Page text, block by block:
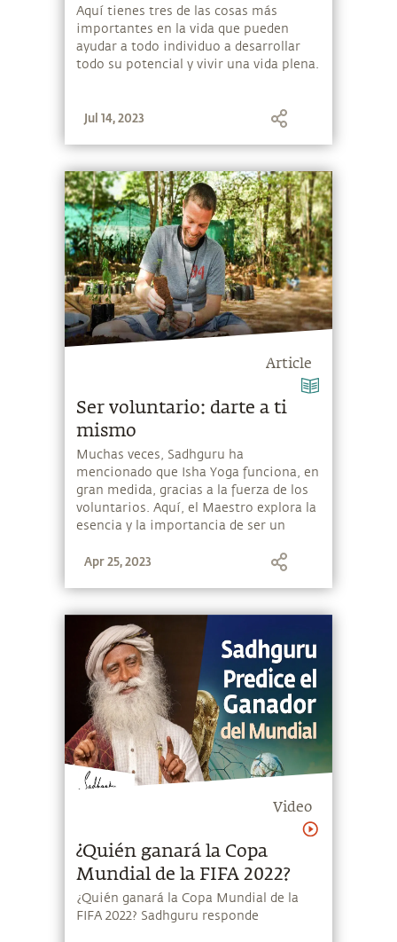
potencial
Aquí tienes tres de las cosas más
importantes en la vida que pueden
ayudar a todo individuo a desarrollar
todo su potencial y vivir una vida plena.
Jul 14, 2023
Article
Ser voluntario: darte a ti
mismo
Muchas veces, Sadhguru ha
mencionado que Isha Yoga funciona, en
gran medida, gracias a la fuerza de los
voluntarios. Aquí, el Maestro explora la
esencia y la importancia de ser un
Apr 25, 2023
Video
¿Quién ganará la Copa
Mundial de la FIFA 2022?
¿Quién ganará la Copa Mundial de la
FIFA 2022? Sadhguru responde